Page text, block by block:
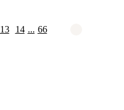
13 14 ... 66